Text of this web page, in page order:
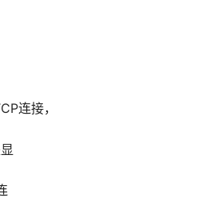
连接，